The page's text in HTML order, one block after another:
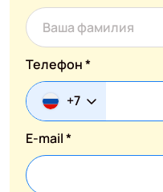
Телефон *
+7
E-mail *